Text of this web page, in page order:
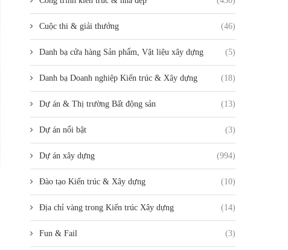
Cuộc thi & giải thưởng (46)
Danh bạ cửa hàng Sản phẩm, Vật liệu xây dựng (5)
Danh bạ Doanh nghiệp Kiến trúc & Xây dựng (18)
Dự án & Thị trường Bất động sản (13)
Dự án nổi bật (3)
Dự án xây dựng (994)
Đào tạo Kiến trúc & Xây dựng (10)
Địa chỉ vàng trong Kiến trúc Xây dựng (14)
Fun & Fail (3)